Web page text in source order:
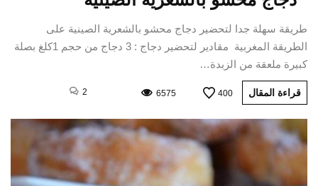
طريقة سهلة جدا لتحضير دجاج محشو بالشعرية الصينية على
الطريقة المغربية ‬‎ مقادير لتحضير دجاج : 3 دجاج من حجم 1كلغ بصلة
كبيرة ملعقة من الزبدة…
قراءة المقال 400
6575
2